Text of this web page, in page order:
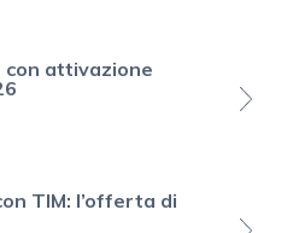
attivazione
TIM: l’offerta di